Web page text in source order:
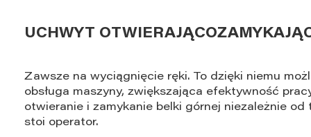
UCHWYT
Zawsze na wyciągnięcie ręki. To dzięki niemu
obsługa maszyny, zwiększająca efektywność
otwieranie i zamykanie belki górnej niezależnie
stoi operator.